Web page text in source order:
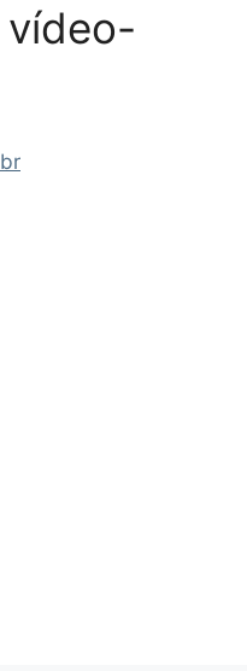
vídeo-